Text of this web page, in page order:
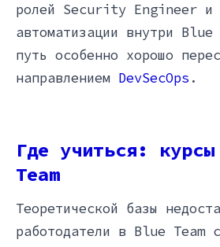
ролей Security Engineer и
автоматизации внутри Blue
путь особенно хорошо
направлением DevSecOps .
Где учиться:
Team
Теоретической базы
работодатели в Blue Team